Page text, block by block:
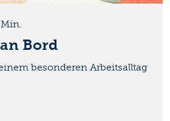
Bord
besonderen Arbeitsalltag